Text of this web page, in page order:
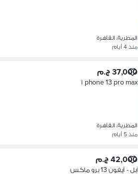
المطرية، القاهرة
منذ 4 أيام
37,000 ج.م
i phone 13 pro max
المطرية، القاهرة
منذ 5 أيام
42,000 ج.م
آبل - آيفون 13 برو ماكس